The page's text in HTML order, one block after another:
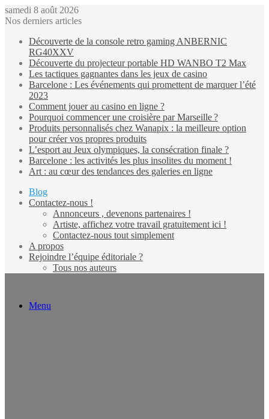
samedi 8 août 2026
Nos derniers articles
Découverte de la console retro gaming ANBERNIC
RG40XXV
Découverte du projecteur portable HD WANBO T2 Max
Les tactiques gagnantes dans les jeux de casino
Barcelone : Les événements qui promettent de marquer l’été
2023
Comment jouer au casino en ligne ?
Pourquoi commencer une croisière par Marseille ?
Produits personnalisés chez Wanapix : la meilleure option
pour créer vos propres produits
L’esport au Jeux olympiques, la consécration finale ?
Barcelone : les activités les plus insolites du moment !
Art : au cœur des tendances des galeries en ligne
Blog
Contactez-nous !
Annonceurs , devenons partenaires !
Artiste, affichez votre travail gratuitement ici !
Contactez-nous tout simplement
A propos
Rejoindre l’équipe éditoriale ?
Tous nos auteurs
Menu